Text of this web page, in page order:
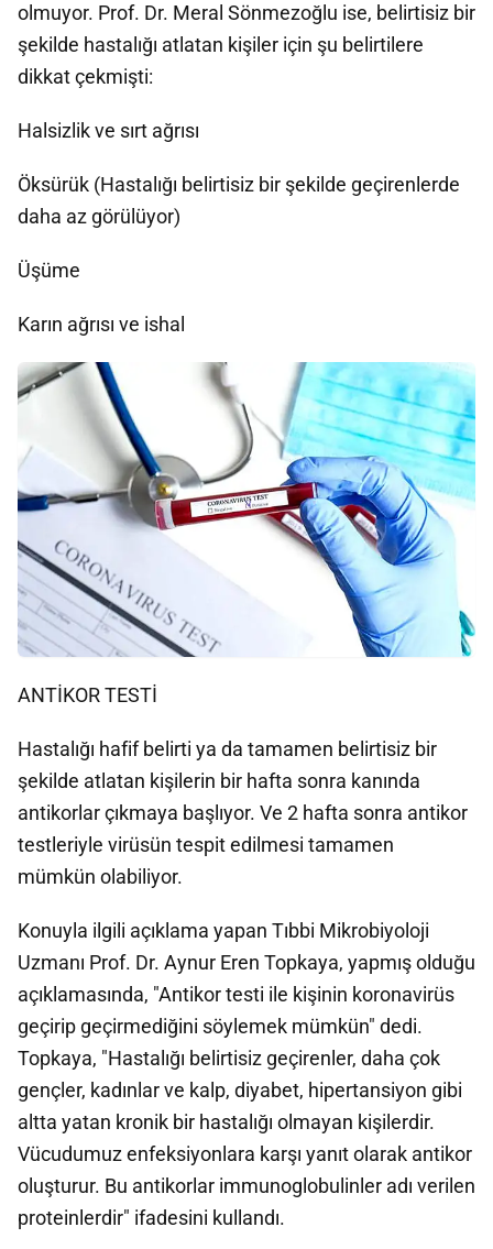
olmuyor. Prof. Dr. Meral Sönmezoğlu ise, belirtisiz bir
şekilde hastalığı atlatan kişiler için şu belirtilere
dikkat çekmişti:
Halsizlik ve sırt ağrısı
Öksürük (Hastalığı belirtisiz bir şekilde geçirenlerde
daha az görülüyor)
Üşüme
Karın ağrısı ve ishal
ANTİKOR TESTİ
Hastalığı hafif belirti ya da tamamen belirtisiz bir
şekilde atlatan kişilerin bir hafta sonra kanında
antikorlar çıkmaya başlıyor. Ve 2 hafta sonra antikor
testleriyle virüsün tespit edilmesi tamamen
mümkün olabiliyor.
Konuyla ilgili açıklama yapan Tıbbi Mikrobiyoloji
Uzmanı Prof. Dr. Aynur Eren Topkaya, yapmış olduğu
açıklamasında, "Antikor testi ile kişinin koronavirüs
geçirip geçirmediğini söylemek mümkün" dedi.
Topkaya, "Hastalığı belirtisiz geçirenler, daha çok
gençler, kadınlar ve kalp, diyabet, hipertansiyon gibi
altta yatan kronik bir hastalığı olmayan kişilerdir.
Vücudumuz enfeksiyonlara karşı yanıt olarak antikor
oluşturur. Bu antikorlar immunoglobulinler adı verilen
proteinlerdir" ifadesini kullandı.